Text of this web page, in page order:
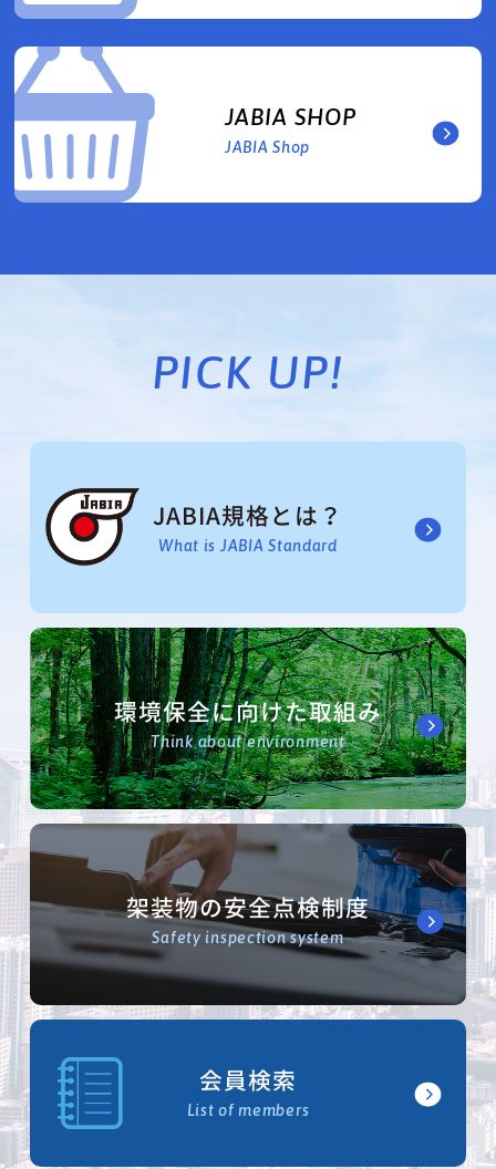
JABIA SHOP
JABIA Shop
PICK UP!
JABIA規格とは？
What is JABIA Standard
環境保全に向けた取組み
Think about environment
架装物の安全点検制度
Safety inspection system
会員検索
List of members